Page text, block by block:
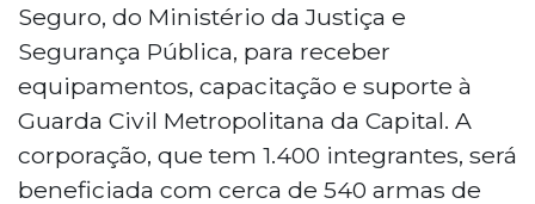
Seguro, do Ministério da Justiça e
Segurança Pública, para receber
equipamentos, capacitação e suporte à
Guarda Civil Metropolitana da Capital. A
corporação, que tem 1.400 integrantes, será
beneficiada com cerca de 540 armas de